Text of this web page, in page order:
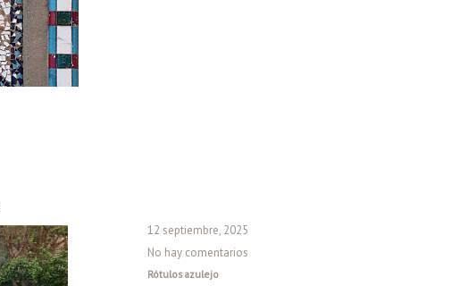
12 septiembre, 2025
No hay comentarios
Rótulos azulejo